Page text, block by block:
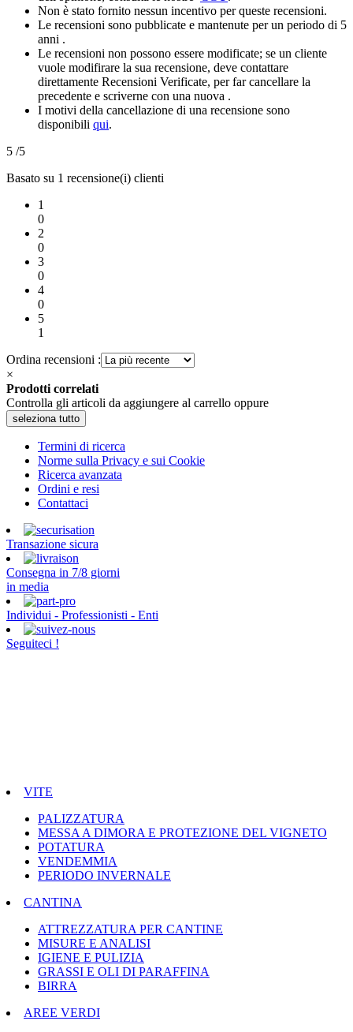
Non è stato fornito nessun incentivo per queste recensioni.
Le recensioni sono pubblicate e mantenute per un periodo di 5
anni .
Le recensioni non possono essere modificate; se un cliente
vuole modifirare la sua recensione, deve contattare
direttamente Recensioni Verificate, per far cancellare la
precedente e scriverne con una nuova .
I motivi della cancellazione di una recensione sono
disponibili qui.
5 /5
Basato su 1 recensione(i) clienti
1
0
2
0
3
0
4
0
5
1
Ordina recensioni :
×
Prodotti correlati
Controlla gli articoli da aggiungere al carrello oppure
seleziona tutto
Termini di ricerca
Norme sulla Privacy e sui Cookie
Ricerca avanzata
Ordini e resi
Contattaci
Transazione sicura
Consegna in 7/8 giorni
in media
Individui - Professionisti - Enti
Seguiteci !
VITE
PALIZZATURA
MESSA A DIMORA E PROTEZIONE DEL VIGNETO
POTATURA
VENDEMMIA
PERIODO INVERNALE
CANTINA
ATTREZZATURA PER CANTINE
MISURE E ANALISI
IGIENE E PULIZIA
GRASSI E OLI DI PARAFFINA
BIRRA
AREE VERDI